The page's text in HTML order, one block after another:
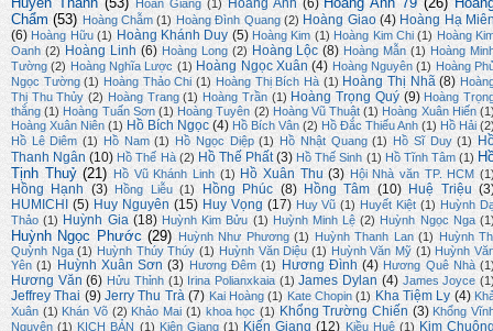
Hoan Giang (1) Hoàng Anh (6)
Chẩm (53) Hoàng Chẫm (1) Hoàng Đình Quang (2) Hoàng Giao (4) Hoàng Hạ
(6) Hoàng Hữu (1) Hoàng Khánh Duy (5) Hoàng Kim (1) Hoàng Kim Chi (1) Hoàng
Oanh (2) Hoàng Linh (6) Hoàng Long (2) Hoàng Lộc (8) Hoàng Mẫn (1) Hoàng
Tường (2) Hoàng Nghĩa Lược (1) Hoàng Ngọc Xuân (4) Hoàng Nguyên (1) Hoàng
Ngọc Tường (1) Hoàng Thảo Chi (1) Hoàng Thị Bích Hà (1) Hoàng Thị Nhã (8)
Thị Thu Thủy (2) Hoàng Trang (1) Hoàng Trần (1) Hoàng Trọng Quý (9) Hoàng
thắng (1) Hoàng Tuấn Sơn (1) Hoàng Tuyên (2) Hoàng Vũ Thuật (1) Hoàng Xuân Hiến
Hoàng Xuân Niên (1) Hồ Bích Ngọc (4) Hồ Bích Vân (2) Hồ Đắc Thiếu Anh (1) Hồ Hải
Hồ Lê Diêm (1) Hồ Nam (1) Hồ Ngọc Diệp (1) Hồ Nhật Quang (1) Hồ Sĩ Duy (1)
Thanh Ngân (10) Hồ Thế Hà (2) Hồ Thế Phất (3) Hồ Thế Sinh (1) Hồ Tĩnh Tâm (1)
Tịnh Thuỷ (21) Hồ Vũ Khánh Linh (1) Hồ Xuân Thu (3) Hội Nhà văn TP. HCM
Hồng Hạnh (3) Hồng Liễu (1) Hồng Phúc (8) Hồng Tâm (10) Huệ Triệu
HUMICHI
(5) Huy Nguyên (15) Huy Vọng (17) Huy Vũ (1) Huyết Kiệt (1) Huỳnh
Thảo (1) Huỳnh Gia (18) Huỳnh Kim Bửu (1) Huỳnh Minh Lệ (2) Huỳnh Ngọc Nga
Huỳnh Ngọc Phước (29) Huỳnh Như Phương (1) Huỳnh Thanh Lan (1)
Huỳnh
Quỳnh Nga (1) Huỳnh Thúy Thúy (1) Huỳnh Văn Diệu (1) Huỳnh Văn Mỹ (1) Huỳnh
Yên (1) Huỳnh Xuân Sơn (3) Hương Đêm (1) Hương Đình (4) Hương Quê Nhà
Hương Văn (6) Hửu Thỉnh (1) Irina Polianxkaia (1) James Dylan (4) James Joyce
Jeffrey Thai (9) Jerry Thu Trà (7) Kai Hoàng (1) Kate Chopin (1) Kha Tiệm Ly (4)
Xuân (1) Khán Võ (2) Khảo Mai (1) khoa học (1) Khổng Trường Chiến (3) Khổng
Nguyên (1) KỊCH BẢN (1) Kiên Giang (1) Kiến Giang (12) Kiều Huệ (1) Kim